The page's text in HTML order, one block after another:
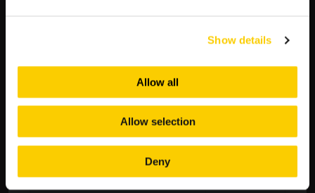
Show details
Allow all
Allow selection
Deny
Wynik meczu: Stade Brestois 29
Wynik meczu: Remis 3.60
Wynik meczu: Auxerre 4.00